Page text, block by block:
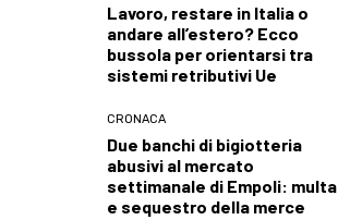
Lavoro, restare in Italia o
andare all’estero? Ecco
bussola per orientarsi tra
sistemi retributivi Ue
CRONACA
Due banchi di bigiotteria
abusivi al mercato
settimanale di Empoli: multa
e sequestro della merce